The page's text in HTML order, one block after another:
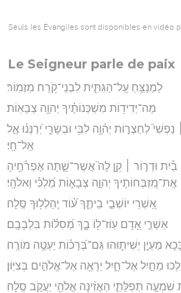
Seuls les Évangiles sont disponibles en vidéo
Le Seigneur parle de paix
לַמְנַצֵּ֥חַ עַֽל־הַגִּתִּ֑ית לִבְנֵי־קֹ֥רַח מִזְמֽוֹר׃
מַה־יְּדִיד֥וֹת מִשְׁכְּנוֹתֶ֗יךָ יְהוָ֥ה צְבָאֽוֹת׃
לְחַצְר֪וֹת יְה֫וָ֥ה לִבִּ֥י וּבְשָׂרִ֑י יְ֝רַנְּנ֗וּ אֶ֣ל
אֵֽל־חָֽי׃
וּדְר֤וֹר ׀ קֵ֥ן לָהּ֮ אֲשֶׁר־שָׁ֪תָה אֶפְרֹ֫חֶ֥יהָ
אֶֽת־מִ֭זְבְּחוֹתֶיךָ יְהוָ֣ה צְבָא֑וֹת מַ֝לְכִּ֗י וֵאלֹהָֽי׃
אַ֭שְׁרֵי יוֹשְׁבֵ֣י בֵיתֶ֑ךָ ע֝֗וֹד יְֽהַלְל֥וּךָ סֶּֽלָה׃
אַשְׁרֵ֣י אָ֭דָם עֽוֹז־ל֥וֹ בָ֑ךְ מְ֝סִלּ֗וֹת בִּלְבָבָֽם׃
מַעְיָ֣ן יְשִׁית֑וּהוּ גַּם־בְּ֝רָכ֗וֹת יַעְטֶ֥ה מוֹרֶֽה׃
מֵחַ֣יִל אֶל־חָ֑יִל יֵרָאֶ֖ה אֶל־אֱלֹהִ֣ים בְּצִיּֽוֹן׃
שִׁמְעָ֣ה תְפִלָּתִ֑י הַאֲזִ֨ינָה אֱלֹהֵ֖י יַעֲקֹ֣ב סֶֽלָה׃